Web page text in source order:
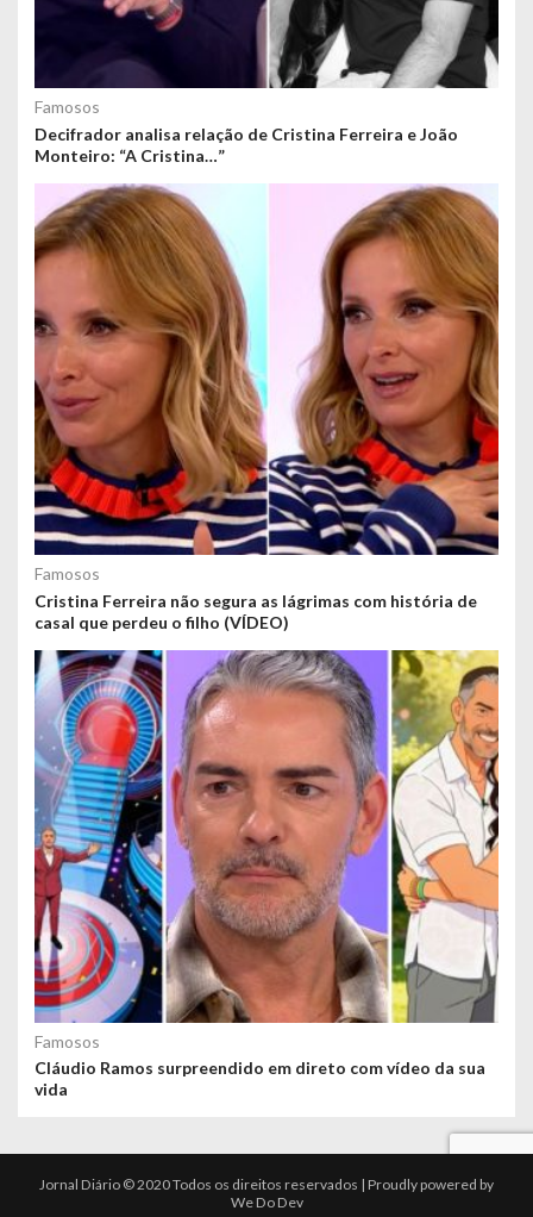
Famosos
Decifrador analisa relação de Cristina Ferreira e João
Monteiro: “A Cristina…”
Famosos
Cristina Ferreira não segura as lágrimas com história de
casal que perdeu o filho (VÍDEO)
Famosos
Cláudio Ramos surpreendido em direto com vídeo da sua
vida
Jornal Diário © 2020 Todos os direitos reservados | Proudly powered by
We Do Dev